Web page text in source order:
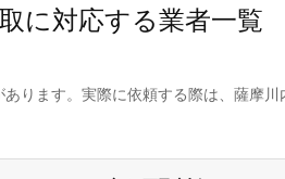
に対応する業者一覧
ります。実際に依頼する際は、薩摩